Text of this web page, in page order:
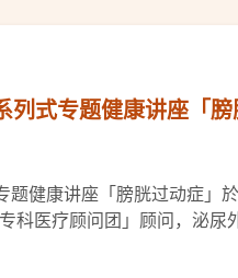
列式专题健康讲座「
题健康讲座「膀胱过动症」
科医疗顾问团」顾问，泌尿